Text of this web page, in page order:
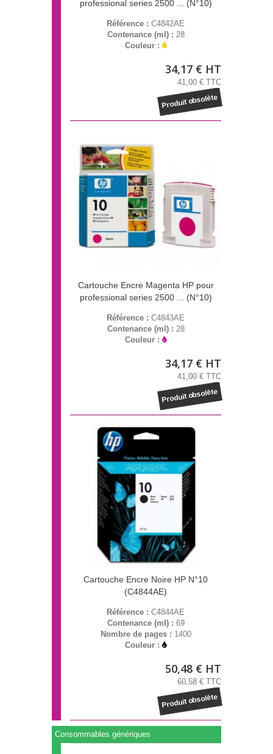
professional series 2500 ... (N°10)
Référence : C4842AE
Contenance (ml) : 28
Couleur :
34,17 € HT
41,00 € TTC
Produit obsolète
Cartouche Encre Magenta HP pour
professional series 2500 ... (N°10)
Référence : C4843AE
Contenance (ml) : 28
Couleur :
34,17 € HT
41,00 € TTC
Produit obsolète
Cartouche Encre Noire HP N°10
(C4844AE)
Référence : C4844AE
Contenance (ml) : 69
Nombre de pages : 1400
Couleur :
50,48 € HT
60,58 € TTC
Produit obsolète
Consommables génériques